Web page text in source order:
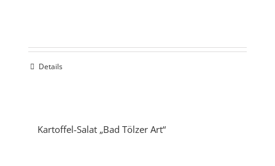
Details
Kartoffel-Salat „Bad Tölzer Art“